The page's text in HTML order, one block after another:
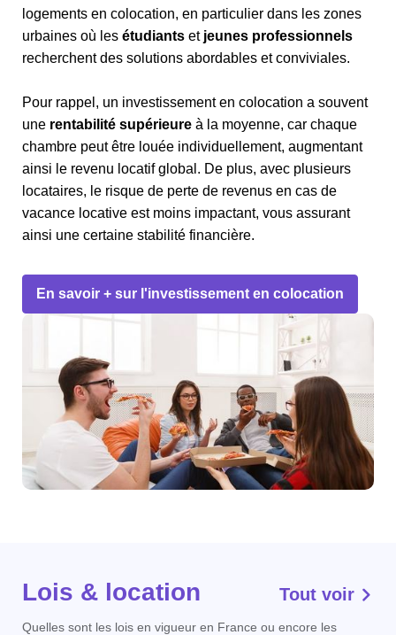
logements en colocation, en particulier dans les zones
urbaines où les étudiants et jeunes professionnels
recherchent des solutions abordables et conviviales.
Pour rappel, un investissement en colocation a souvent
une rentabilité supérieure à la moyenne, car chaque
chambre peut être louée individuellement, augmentant
ainsi le revenu locatif global. De plus, avec plusieurs
locataires, le risque de perte de revenus en cas de
vacance locative est moins impactant, vous assurant
ainsi une certaine stabilité financière.
En savoir + sur l'investissement en colocation
Lois & location Tout voir
Quelles sont les lois en vigueur en France ou encore les